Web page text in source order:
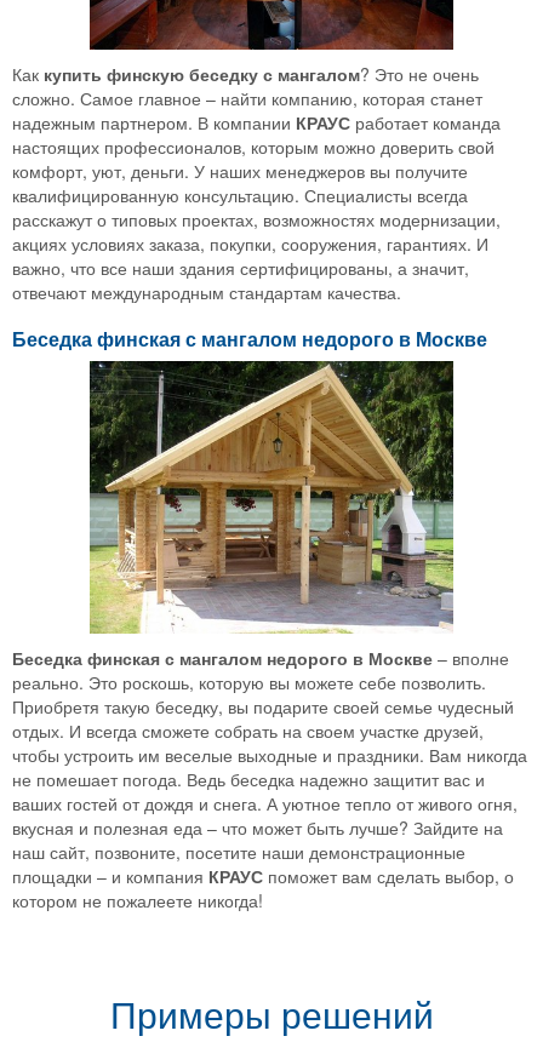
Как купить финскую беседку с мангалом? Это не очень
сложно. Самое главное – найти компанию, которая станет
надежным партнером. В компании КРАУС работает команда
настоящих профессионалов, которым можно доверить свой
комфорт, уют, деньги. У наших менеджеров вы получите
квалифицированную консультацию. Специалисты всегда
расскажут о типовых проектах, возможностях модернизации,
акциях условиях заказа, покупки, сооружения, гарантиях. И
важно, что все наши здания сертифицированы, а значит,
отвечают международным стандартам качества.
Беседка финская с мангалом недорого в Москве
Беседка финская с мангалом недорого в Москве – вполне
реально. Это роскошь, которую вы можете себе позволить.
Приобретя такую беседку, вы подарите своей семье чудесный
отдых. И всегда сможете собрать на своем участке друзей,
чтобы устроить им веселые выходные и праздники. Вам никогда
не помешает погода. Ведь беседка надежно защитит вас и
ваших гостей от дождя и снега. А уютное тепло от живого огня,
вкусная и полезная еда – что может быть лучше? Зайдите на
наш сайт, позвоните, посетите наши демонстрационные
площадки – и компания КРАУС поможет вам сделать выбор, о
котором не пожалеете никогда!
Примеры решений